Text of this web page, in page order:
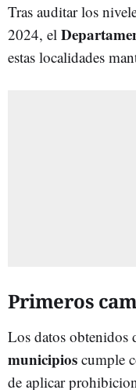
Tras auditar los
2024, el
estas localidades
Primeros
Los datos obtenidos
municipios cumple
de aplicar